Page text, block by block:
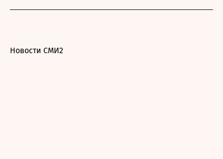
Новости СМИ2